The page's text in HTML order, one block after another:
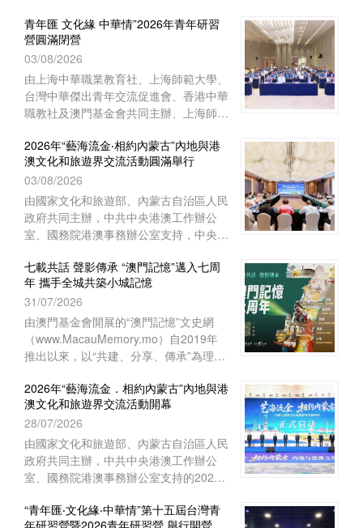
日這天起，隆重推出兩項互動慶祝活動
──Facebook 官方專頁“七周年
Giveaway”互動遊戲以及“澳門離島知多
少”線上問答遊戲，以豐富好禮與全城同
樂！
青年匯 文化緣 中華情”2026年青年研習
營圓滿閉營
03/08/2026
由上海中華職業教育社、上海師範大學、
台灣中華傑出青年交流促進會、香港中華
職教社及澳門基金會共同主辦、上海師範
教師教育中心協辦的“青年匯 文化緣 中華
情”2026年青年研習營已於8月1日下午在
上海崇明如山酒店舉行閉營儀式。上海中
華職業教育社常務副主任、市政府參事胡
衛出席儀式並致辭。上海市崇明區海外聯
誼會副會長林豔華、台灣中華傑出青年交
業教育社主任施志琴、上海中華職業技術
學院執行理事蔡奚芳等近100人出席活
動。
2026年“藝海流金‧相約內蒙古”內地與港
澳文化和旅遊界交流活動圓滿舉行
03/08/2026
由國家文化和旅遊部、內蒙古自治區人民
政府共同主辦，中共中央港澳工作辦公
室、國務院港澳事務辦公室支持，中央人
文體部、經濟部和澳門基金會等單位協辦
的2026年“藝海流金‧相約內蒙古”內地與
港澳文化和旅遊界交流活動，已於7月27
日至8月1日圓滿舉行。澳門組織了45位
文旅界代表赴內蒙古自治區參與活動，與
來自內地及香港的文旅界代表、專家學者
新篇。
七載共話 聲影傳承 “澳門記憶”邁入七周
年 攜手全城共築小城記憶
31/07/2026
由澳門基金會開展的“澳門記憶”文史網
（www.MacauMemory.mo）自2019年
推出以來，以“共建、分享、傳承”為理
梳理並活化澳門珍貴的歷史文化資源，建
構起承載小城歷史的大型文化資料庫。
“澳門記憶”即將踏入開站七周年，特以
“七載共話 聲影傳承”為主題，陸續推出一
系列涵蓋線上和線下的多元活動，誠邀市
民大眾共同參與，用不同視角與媒介，共
2026年“藝海流金．相約內蒙古”內地與港
澳文化和旅遊界交流活動開幕
28/07/2026
由國家文化和旅遊部、內蒙古自治區人民
政府共同主辦，中共中央港澳工作辦公
室、國務院港澳事務辦公室支持的2026
化和旅遊界交流活動於7月28日在內蒙古
“青年匯‧文化緣‧中華情”第十五屆台灣青
年研習營暨2026青年研習營 舉行開營儀